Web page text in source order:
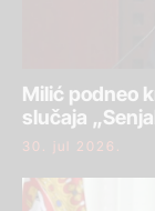
Milić podneo
slučaja
30. jul 2026.